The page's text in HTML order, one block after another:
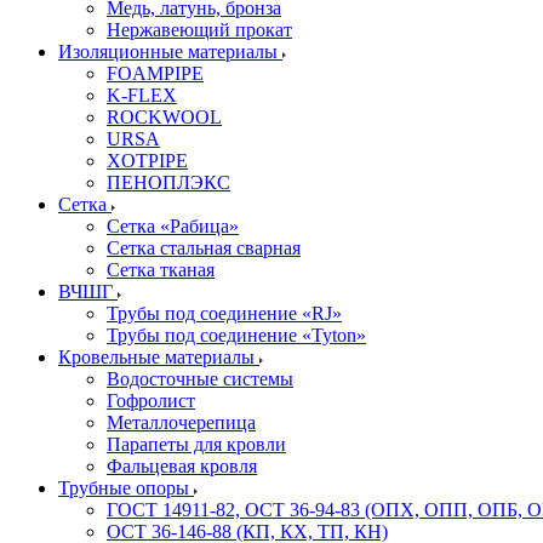
Медь, латунь, бронза
Нержавеющий прокат
Изоляционные материалы
FOAMPIPE
K-FLEX
ROCKWOOL
URSA
XOTPIPE
ПЕНОПЛЭКС
Сетка
Сетка «Рабица»
Сетка стальная сварная
Сетка тканая
ВЧШГ
Трубы под соединение «RJ»
Трубы под соединение «Tyton»
Кровельные материалы
Водосточные системы
Гофролист
Металлочерепица
Парапеты для кровли
Фальцевая кровля
Трубные опоры
ГОСТ 14911-82, ОСТ 36-94-83 (ОПХ, ОПП, ОПБ,
ОСТ 36-146-88 (КП, КХ, ТП, КН)